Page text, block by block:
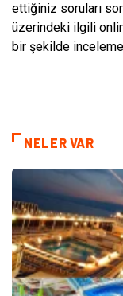
ettiğiniz soruları
üzerindeki ilgili
bir şekilde
NELER VAR